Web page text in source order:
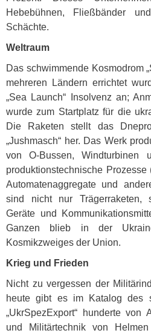
Hebebühnen, Fließbänder
Schächte.
Weltraum
Das schwimmende Kosmodrom
mehreren Ländern errichtet
„Sea Launch“ Insolvenz an;
wurde zum Startplatz für die
Die Raketen stellt das
„Jushmasch“ her. Das Werk
von O-Bussen, Windturbinen
produktionstechnische Prozesse
Automatenaggregate und
sind nicht nur Trägerraketen,
Geräte und
Ganzen blieb in der
Kosmikzweiges der Union.
Krieg und Frieden
Nicht zu vergessen der
heute gibt es im Katalog des
„UkrSpezExport“ hunderte von
und Militärtechnik von